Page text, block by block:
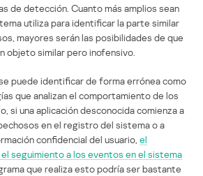
de detección. Cuanto más amplios sean
utiliza para identificar la parte similar
mayores serán las posibilidades de que
objeto similar pero inofensivo.
puede identificar de forma errónea como
que analizan el comportamiento de los
si una aplicación desconocida comienza a
en el registro del sistema o a
confidencial del usuario, el
seguimiento a los eventos en el sistema
que realiza esto podría ser bastante